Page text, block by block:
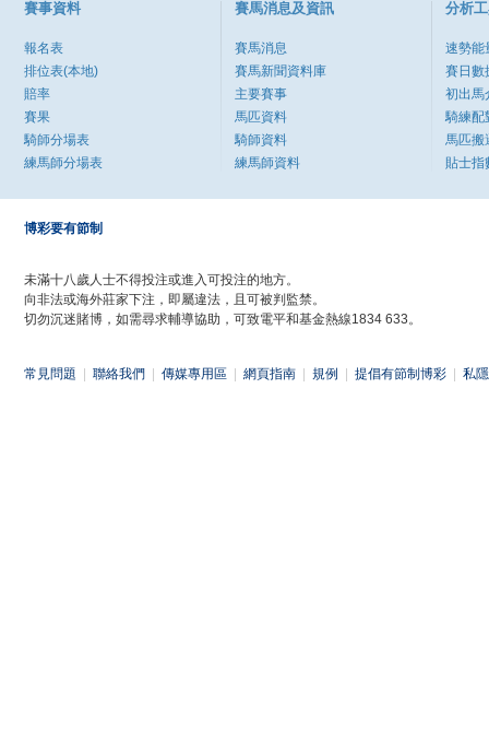
賽事資料
報名表
排位表(本地)
賠率
賽果
騎師分場表
練馬師分場表
賽馬消息及資訊
賽馬消息
賽馬新聞資料庫
主要賽事
馬匹資料
騎師資料
練馬師資料
分析
速勢能
賽日數
初出馬
騎練配
馬匹搬
貼士指
博彩要有節制
未滿十八歲人士不得投注或進入可投注的地方。
向非法或海外莊家下注，即屬違法，且可被判監禁。
切勿沉迷賭博，如需尋求輔導協助，可致電平和基金熱線1834 633。
常見問題 聯絡我們 傳媒專用區 網頁指南 規例 提倡有節制博彩 私